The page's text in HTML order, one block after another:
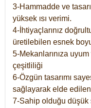
3-Hammadde ve
yüksek ısı verimi.
4-İhtiyaçlarınız
üretilebilen esnek
5-Mekanlarınıza
çeşitliliği
6-Özgün tasarımı
sağlayarak elde edilen
7-Sahip olduğu düşük